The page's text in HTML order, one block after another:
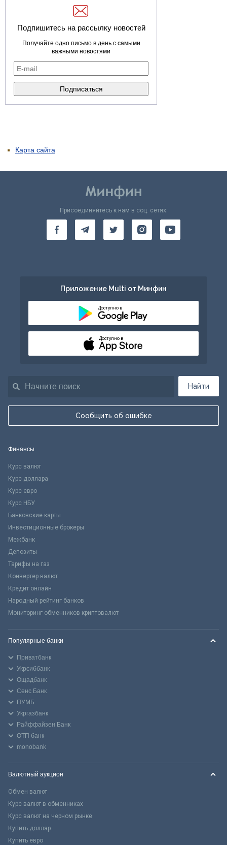
Подпишитесь на рассылку новостей
Получайте одно письмо в день с самыми
важными новостями
Карта сайта
Найти
Сообщить об ошибке
Присоединяйтесь к нам в соц. сетях:
Приложение Multi от Минфин
Доступно в
Доступно в
Финансы
Курс валют
Курс доллара
Курс евро
Курс НБУ
Банковские карты
Инвестиционные брокеры
Межбанк
Депозиты
Тарифы на газ
Конвертер валют
Кредит онлайн
Народный рейтинг банков
Мониторинг обменников криптовалют
Популярные банки
Приватбанк
Укрсиббанк
Ощадбанк
Сенс Банк
ПУМБ
Укргазбанк
Райффайзен Банк
ОТП банк
monobank
Валютный аукцион
Обмен валют
Курс валют в обменниках
Курс валют на черном рынке
Купить доллар
Купить евро